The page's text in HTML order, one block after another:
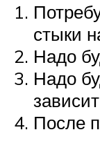
стыки
Надо
Надо
После